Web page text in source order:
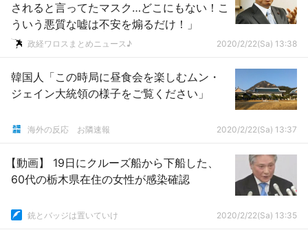
されると言ってたマスク…どこにもない！こ
ういう悪質な嘘は不安を煽るだけ！」
政経ワロスまとめニュース♪ 2020/2/22(Sa) 13:38
韓国人「この時局に昼食会を楽しむムン・
ジェイン大統領の様子をご覧ください」
海外の反応 お隣速報 2020/2/22(Sa) 13:37
【動画】 19日にクルーズ船から下船した、
60代の栃木県在住の女性が感染確認
銃とバッジは置いていけ 2020/2/22(Sa) 13:35